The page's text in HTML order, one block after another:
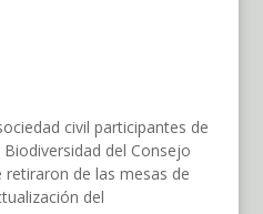
civil participantes de
del Consejo
retiraron de las mesas de
del